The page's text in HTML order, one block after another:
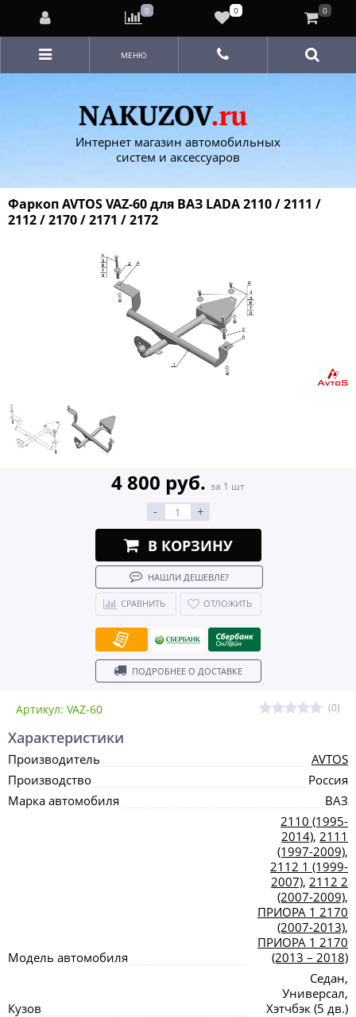
Интернет магазин автомобильных
систем и аксессуаров
МЕНЮ
Фаркоп AVTOS VAZ-60 для ВАЗ LADA 2110 / 2111 /
2112 / 2170 / 2171 / 2172
Артикул: VAZ-60 (0)
4 800 руб. за 1 шт
- +
В КОРЗИНУ
НАШЛИ ДЕШЕВЛЕ?
СРАВНИТЬ ОТЛОЖИТЬ
ПОДРОБНЕЕ О ДОСТАВКЕ
Характеристики
Производитель
AVTOS
Производство
Россия
Марка автомобиля
ВАЗ
Модель автомобиля
2110 (1995-
2014), 2111
(1997-2009),
2112 1 (1999-
2007), 2112 2
(2007-2009),
ПРИОРА 1 2170
(2007-2013),
ПРИОРА 1 2170
(2013 – 2018)
Кузов
Седан,
Универсал,
Хэтчбэк (5 дв.)
0 0 0